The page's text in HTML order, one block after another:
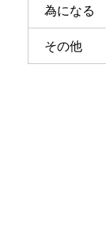
為になる
その他